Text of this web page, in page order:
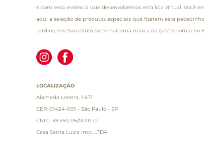
é com essa essência que desenvolvemos esta loja virtual. Você
aqui a seleção de produtos especiais que fizeram este
Jardins, em São Paulo, se tornar uma marca da gastronomia no
LOCALIZAÇÃO
Alameda Lorena, 1.471
CEP: 01424-001 - São Paulo - SP
CNPJ: 59.350.116/0001-01
Casa Santa Luzia Imp. LTDA